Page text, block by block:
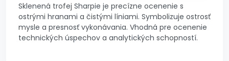
Sklenená trofej Sharpie je precízne ocenenie s
ostrými hranami a čistými líniami. Symbolizuje ostrosť
mysle a presnosť vykonávania. Vhodná pre ocenenie
technických úspechov a analytických schopností.